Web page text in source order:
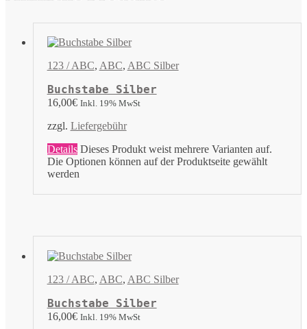
123 / ABC, ABC, ABC Silber
Buchstabe Silber
16,00€ Inkl. 19% MwSt
zzgl. Liefergebühr
Details Dieses Produkt weist mehrere Varianten auf.
Die Optionen können auf der Produktseite gewählt
werden
123 / ABC, ABC, ABC Silber
Buchstabe Silber
16,00€ Inkl. 19% MwSt